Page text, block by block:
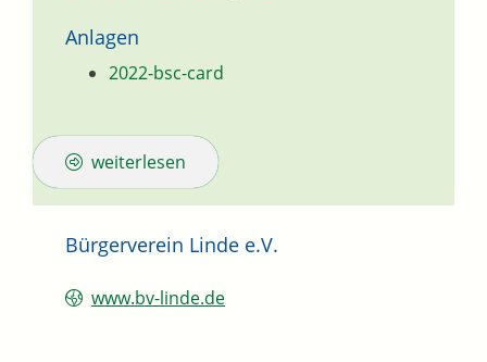
Anlagen
2022-bsc-card
weiterlesen
Bürgerverein Linde e.V.
www.bv-linde.de